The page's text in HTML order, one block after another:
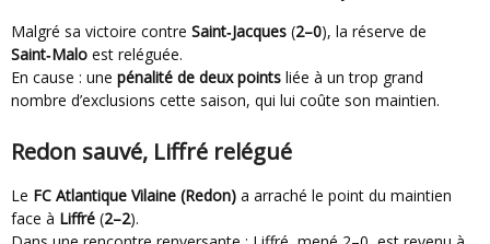
Malgré sa victoire contre Saint‑Jacques (2–0), la réserve de
Saint‑Malo est reléguée.
En cause : une pénalité de deux points liée à un trop grand
nombre d’exclusions cette saison, qui lui coûte son maintien.
Redon sauvé, Liffré relégué
Le FC Atlantique Vilaine (Redon) a arraché le point du maintien
face à Liffré (2–2).